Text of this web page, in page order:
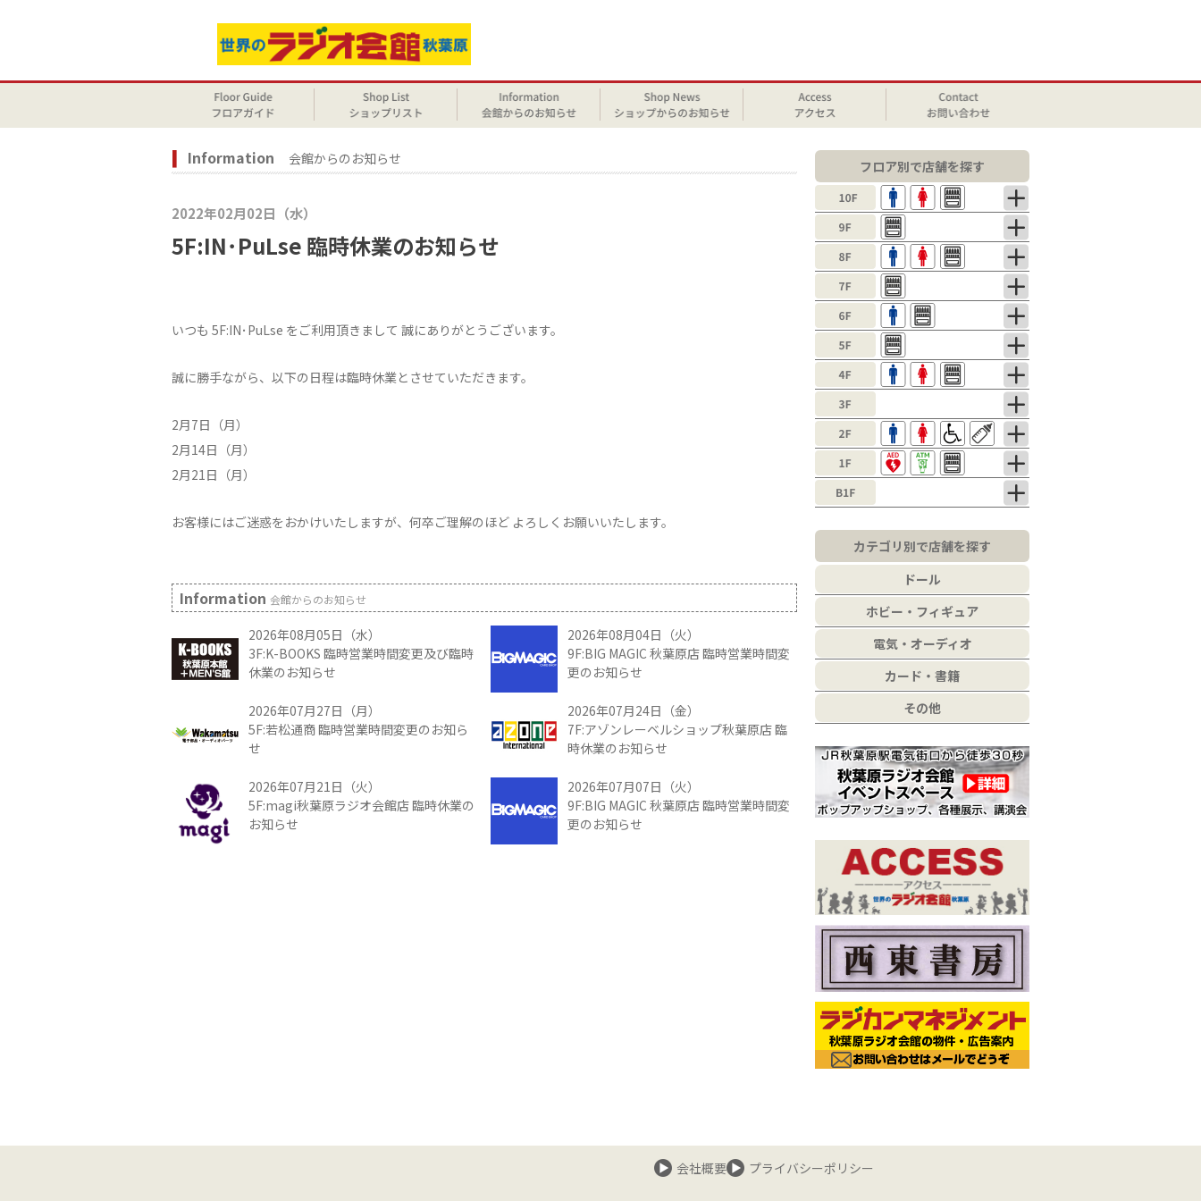
Information 会館からのお知らせ
2022年02月02日（水）
5F:IN･PuLse 臨時休業のお知らせ
いつも 5F:IN･PuLse をご利用頂きまして 誠にありがとうございます。
誠に勝手ながら、以下の日程は臨時休業とさせていただきます。
2月7日（月）
2月14日（月）
2月21日（月）
お客様にはご迷惑をおかけいたしますが、何卒ご理解のほど よろしくお願いいたします。
Information 会館からのお知らせ
2026年08月05日（水）
3F:K-BOOKS 臨時営業時間変更及び臨時
休業のお知らせ
2026年08月04日（火）
9F:BIG MAGIC 秋葉原店 臨時営業時間変
更のお知らせ
2026年07月27日（月）
5F:若松通商 臨時営業時間変更のお知ら
せ
2026年07月24日（金）
7F:アゾンレーベルショップ秋葉原店 臨
時休業のお知らせ
2026年07月21日（火）
5F:magi秋葉原ラジオ会館店 臨時休業の
お知らせ
2026年07月07日（火）
9F:BIG MAGIC 秋葉原店 臨時営業時間変
更のお知らせ
フロア別で店舗を探す
カテゴリ別で店舗を探す
ドール
ホビー・フィギュア
電気・オーディオ
カード・書籍
その他
会社概要 プライバシーポリシー